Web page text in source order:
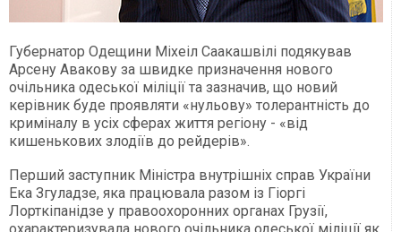
Губернатор Одещини Міхеіл Саакашвілі подякував
Арсену Авакову за швидке призначення нового
очільника одеської міліції та зазначив, що новий
керівник буде проявляти «нульову» толерантність до
криміналу в усіх сферах життя регіону - «від
кишенькових злодіїв до рейдерів».
Перший заступник Міністра внутрішніх справ України
Ека Згуладзе, яка працювала разом із Гіоргі
Лорткіпанідзе у правоохоронних органах Грузії,